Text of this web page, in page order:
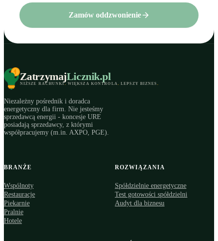
Zamów oddzwonienie
ZatrzymajLicznik.pl
NIŻSZE RACHUNKI. WIĘKSZA KONTROLA. LEPSZY BIZNES .
Niezależny pośrednik i doradca
energetyczny dla firm. Nie jesteśmy
sprzedawcą energii - koncesje URE
posiadają sprzedawcy, z którymi
współpracujemy (m.in. AXPO, PGE).
BRANŻE
Wspólnoty
Restauracje
Piekarnie
Pralnie
Hotele
ROZWIĄZANIA
Spółdzielnie energetyczne
Test gotowości spółdzielni
Audyt dla biznesu